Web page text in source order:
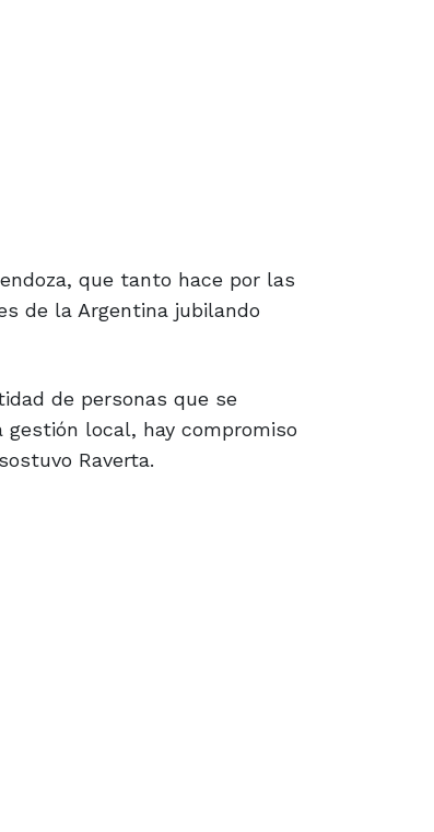
que tanto hace por las
de la Argentina jubilando
de personas que se
local, hay compromiso
Raverta.